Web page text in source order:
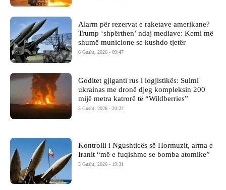
Alarm për rezervat e raketave amerikane?
Trump ‘shpërthen’ ndaj mediave: Kemi më
shumë municione se kushdo tjetër
6 Gusht, 2026 - 09:47
Goditet gjiganti rus i logjistikës: Sulmi
ukrainas me dronë djeg kompleksin 200
mijë metra katrorë të “Wildberries”
5 Gusht, 2026 - 20:22
Kontrolli i Ngushticës së Hormuzit, arma e
Iranit “më e fuqishme se bomba atomike”
5 Gusht, 2026 - 19:31